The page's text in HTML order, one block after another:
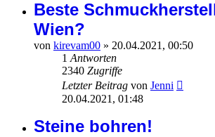
Beste
Wien?
von kirevam00 » 20.04.2021, 00:50
1 Antworten
2340 Zugriffe
Letzter Beitrag von Jenni
20.04.2021, 01:48
Steine bohren!